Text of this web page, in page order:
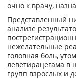
очно к врачу,
Представленный
анализе
нежелательные
головная боль,
леветирацегама в
групп взрослых и